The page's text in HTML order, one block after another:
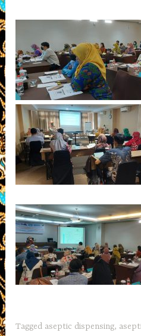
Tagged aseptic dispensing,